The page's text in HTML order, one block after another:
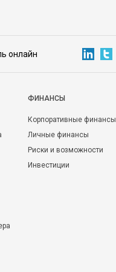
онлайн
ФИНАНСЫ
Корпоративные финансы
Личные финансы
Риски и возможности
Инвестиции